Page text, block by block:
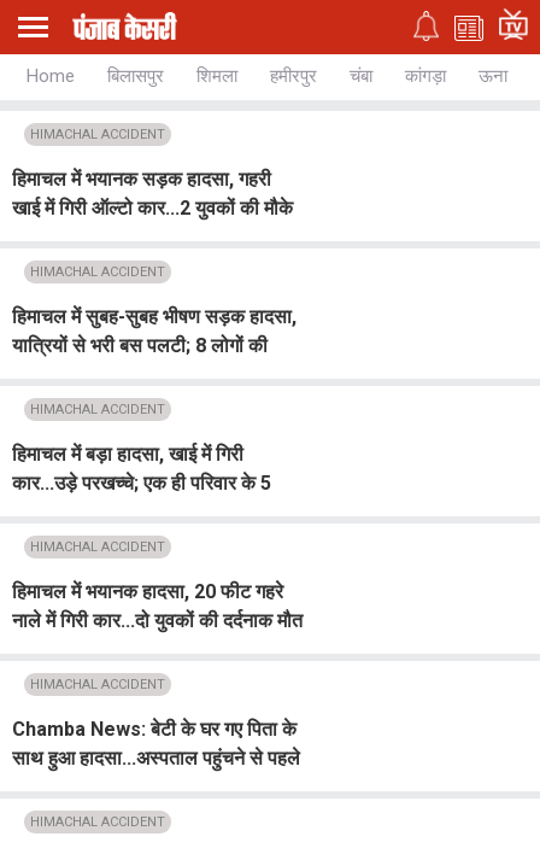
Home बिलासपुर शिमला हमीरपुर चंबा कांगड़ा ऊना
HIMACHAL ACCIDENT
हिमाचल में भयानक सड़क हादसा, गहरी
खाई में गिरी ऑल्टो कार...2 युवकों की मौके
HIMACHAL ACCIDENT
हिमाचल में सुबह-सुबह भीषण सड़क हादसा,
यात्रियों से भरी बस पलटी; 8 लोगों की
HIMACHAL ACCIDENT
हिमाचल में बड़ा हादसा, खाई में गिरी
कार...उड़े परखच्चे; एक ही परिवार के 5
HIMACHAL ACCIDENT
हिमाचल में भयानक हादसा, 20 फीट गहरे
नाले में गिरी कार...दो युवकों की दर्दनाक मौत
HIMACHAL ACCIDENT
Chamba News: बेटी के घर गए पिता के
साथ हुआ हादसा...अस्पताल पहुंचने से पहले
HIMACHAL ACCIDENT